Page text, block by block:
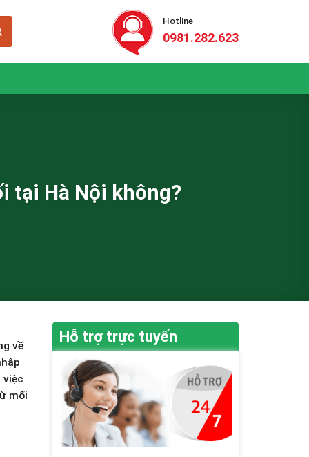
Hotline
0981.282.623
tại Hà Nội không?
về
việc
mối
Hỗ trợ trực tuyến